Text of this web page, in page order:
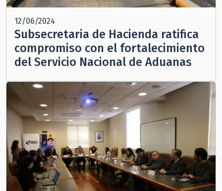
12/06/2024
Subsecretaria de Hacienda ratifica
compromiso con el fortalecimiento
del Servicio Nacional de Aduanas